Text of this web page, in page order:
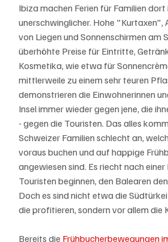
Ibiza machen Ferien für Familien
unerschwinglicher. Hohe "Kurtaxen",
von Liegen und Sonnenschirmen am
überhöhte Preise für Eintritte,
Kosmetika, wie etwa für
mittlerweile zu einem sehr teuren
demonstrieren die Einwohnerinnen
Insel immer wieder gegen jene, die
- gegen die Touristen. Das alles
Schweizer Familien schlecht an,
voraus buchen und auf happige
angewiesen sind. Es riecht nach
Touristen beginnen, den Balearen
Doch es sind nicht etwa die
die profitieren, sondern vor allem die
Bereits die Frühbucherbewegungen